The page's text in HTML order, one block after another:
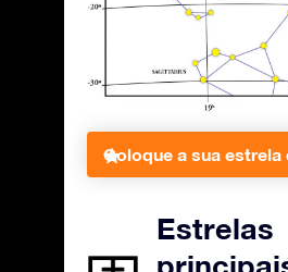
Coloque a sua estrela
Estrelas